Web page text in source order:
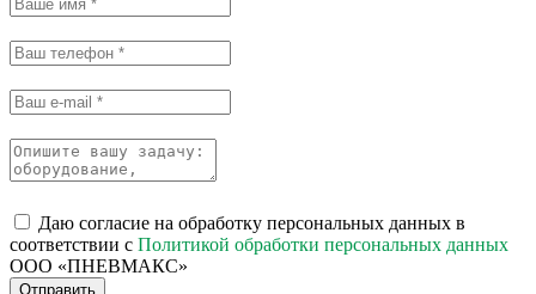
Даю согласие на обработку персональных данных в
соответствии с Политикой обработки персональных данных
ООО «ПНЕВМАКС»
Отправить